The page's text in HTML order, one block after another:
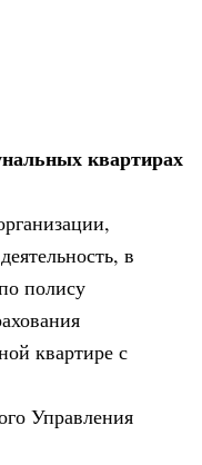
квартирах
в
полису
квартире с
Управления